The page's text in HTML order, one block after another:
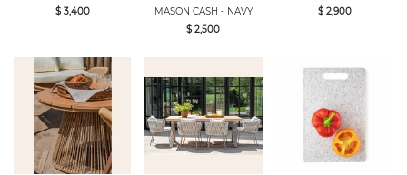
$ 3,400
MASON CASH - NAVY
$ 2,500
$ 2,900